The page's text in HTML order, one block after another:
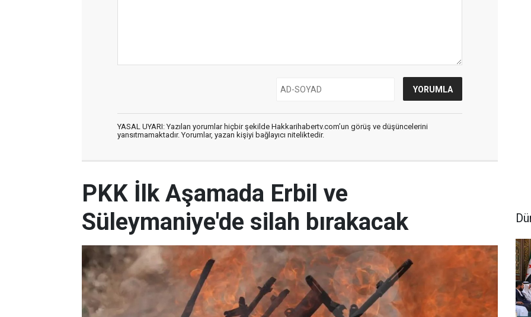
YASAL UYARI: Yazılan yorumlar hiçbir şekilde Hakkarihabertv.com’un görüş ve düşüncelerini
yansıtmamaktadır. Yorumlar, yazan kişiyi bağlayıcı niteliktedir.
PKK İlk Aşamada Erbil ve
Süleymaniye'de silah bırakacak